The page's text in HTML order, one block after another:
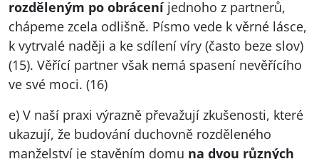
rozděleným po obrácení jednoho z partnerů,
chápeme zcela odlišně. Písmo vede k věrné lásce,
k vytrvalé naději a ke sdílení víry (často beze slov)
(15). Věřící partner však nemá spasení nevěřícího
ve své moci. (16)
e) V naší praxi výrazně převažují zkušenosti, které
ukazují, že budování duchovně rozděleného
manželství je stavěním domu na dvou různých